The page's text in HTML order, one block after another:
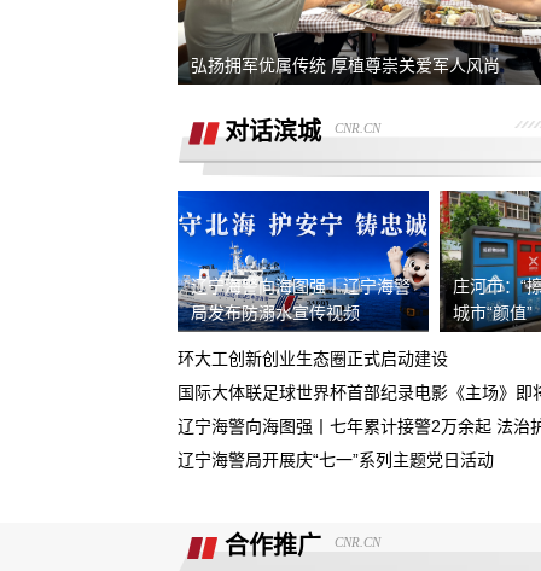
说没有现车要去外地。
宜享花业务员打电话叫我查看低息贷款
度，被强制下款
者，本人要求退还定金。
在4S店交了订金现在让退定金不退
据我了解，我锁单车辆根本没有生产，
需4s店跟厂家沟通即可取消订单。
现在诉求退款
重庆鑫茂丰硕汽车销售有限公司收取定
5000元不予退还
位，客户权益保障无门！
诉求:不能进行贷款审批流程，并退还订
弘扬拥军优属传统 厚植尊崇关爱军人风尚
对话滨城 CNR.CN
辽宁海警向海图强丨辽宁海警
局发布防溺水宣传视频
庄河市：“
城市“颜值”
环大工创新创业生态圈正式启动建设
辽宁海警局开展庆“七一”系列主题党日活动
合作推广 CNR.CN